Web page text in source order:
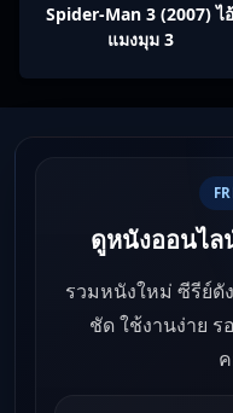
Spider-Man 3 (2007) ไอ้
แมงมุม 3
ดูหนังออนไล
รวมหนังใหม่ ซีรีย์ดั
ชัด ใช้งานง่าย ร